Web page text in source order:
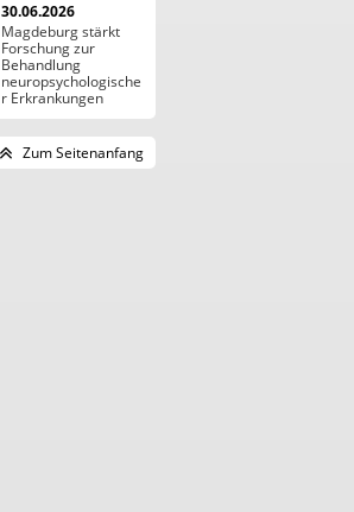
30.06.2026
Magdeburg stärkt
Forschung zur
Behandlung
neuropsychologische
r Erkrankungen
Zum Seitenanfang